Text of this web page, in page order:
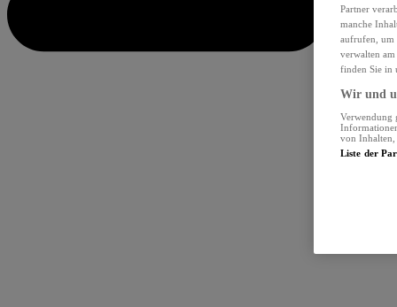
Partner
manche
aufrufen, um
verwalten
finden Sie in
Wir und
Verwendung
von Inhalten,
Liste der